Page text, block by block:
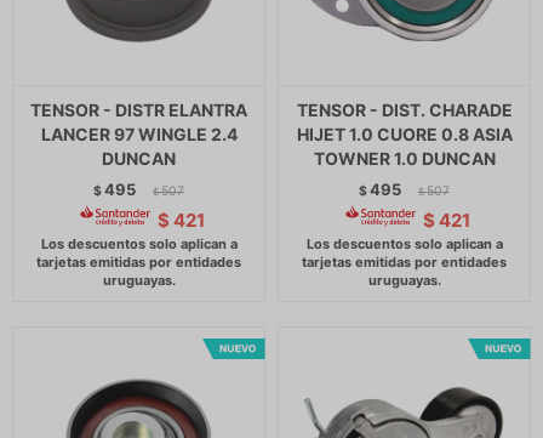
TENSOR - DISTR ELANTRA
LANCER 97 WINGLE 2.4
DUNCAN
$495 $ 507
$ 421
TENSOR - DIST. CHARADE
HIJET 1.0 CUORE 0.8 ASIA
TOWNER 1.0 DUNCAN
$495 $ 507
$ 421